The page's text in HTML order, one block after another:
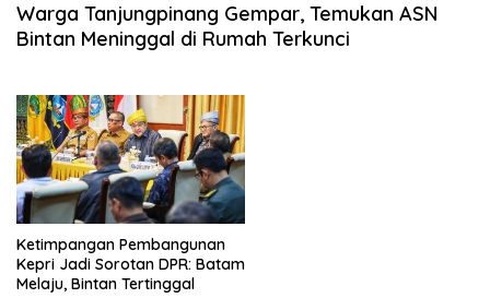
Warga Tanjungpinang Gempar, Temukan ASN
Bintan Meninggal di Rumah Terkunci
Ketimpangan Pembangunan
Kepri Jadi Sorotan DPR: Batam
Melaju, Bintan Tertinggal